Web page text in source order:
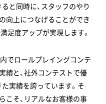
と同時に、スタッフのやり
向上につなげることができ
足度アップが実現します。
でロールプレイングコンテ
績と、社外コンテストで優
実績を誇っています。そ
こそ、リアルなお客様の事